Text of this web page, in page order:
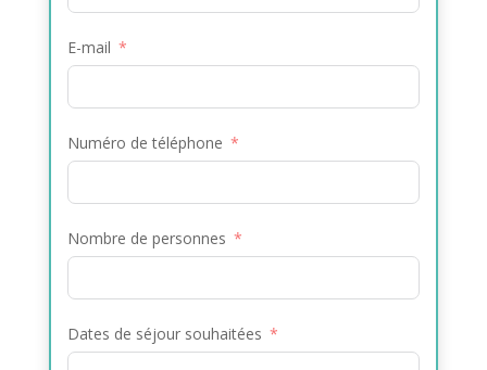
E-mail
Numéro de téléphone
Nombre de personnes
Dates de séjour souhaitées